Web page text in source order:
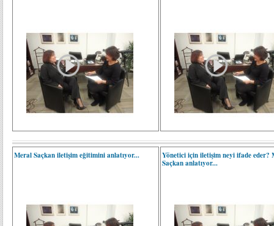
Meral Saçkan iletişim eğitimini anlatıyor...
Yönetici için iletişim neyi ifade eder?
Saçkan anlatıyor...